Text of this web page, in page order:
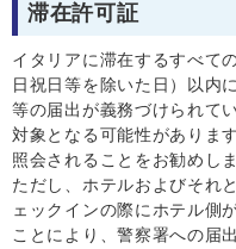
滞在許可証
イタリアに滞在するすべて
日祝日等を除いた日）以内
等の届出が義務づけられて
対象となる可能性がありま
照会されることをお勧めしま
ただし、ホテルおよびそれ
ェックインの際にホテル側
ことにより、警察署への届